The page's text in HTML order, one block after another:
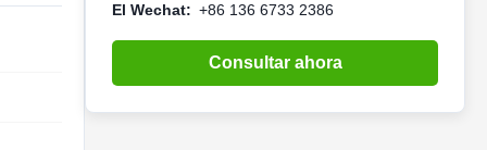
El Wechat: +86 136 6733 2386
Consultar ahora